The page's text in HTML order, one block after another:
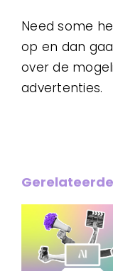
Need some
op en dan
over de
advertenties.